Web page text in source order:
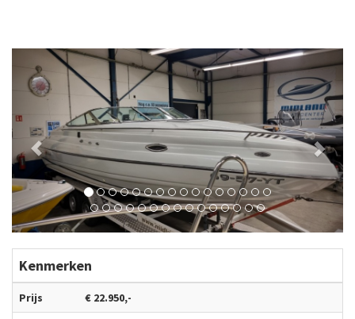
Previous Next
Kenmerken
Prijs € 22.950,-